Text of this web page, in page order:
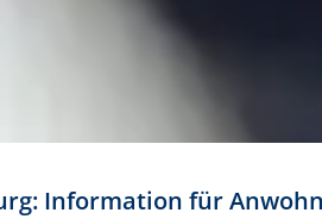
Information für